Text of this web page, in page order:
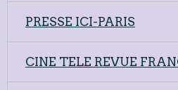
PRESSE ICI-PARIS
CINE TELE REVUE